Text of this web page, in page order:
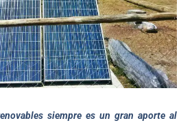
siempre es un gran aporte al